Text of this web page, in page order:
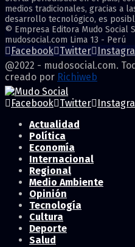
medios tradicionales, gracias a
desarrollo tecnológico, es
© Empresa Editora Mudo Social
mudosocial.com Lima 13 - Perú
Facebook Twitter
@2022 - mudosocial.com.
creado por Richiweb
Facebook Twitter
Actualidad
Política
Economía
Internacional
Regional
Medio Ambiente
Opinión
Tecnología
Cultura
Deporte
Salud